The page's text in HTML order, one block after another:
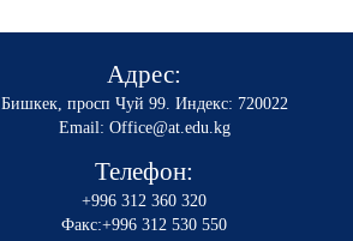
Адрес:
Бишкек, просп Чуй 99. Индекс: 720022
Email: Office@at.edu.kg
Телефон:
+996 312 360 320
Факс:+996 312 530 550